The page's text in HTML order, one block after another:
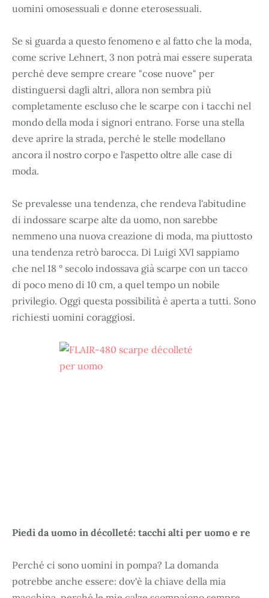
uomini omosessuali e donne eterosessuali.
Se si guarda a questo fenomeno e al fatto che la moda,
come scrive Lehnert, 3 non potrà mai essere superata
perché deve sempre creare "cose nuove" per
distinguersi dagli altri, allora non sembra più
completamente escluso che le scarpe con i tacchi nel
mondo della moda i signori entrano. Forse una stella
deve aprire la strada, perché le stelle modellano
ancora il nostro corpo e l'aspetto oltre alle case di
moda.
Se prevalesse una tendenza, che rendeva l'abitudine
di indossare scarpe alte da uomo, non sarebbe
nemmeno una nuova creazione di moda, ma piuttosto
una tendenza retrò barocca. Di Luigi XVI sappiamo
che nel 18 ° secolo indossava già scarpe con un tacco
di poco meno di 10 cm, a quel tempo un nobile
privilegio. Oggi questa possibilità è aperta a tutti. Sono
richiesti uomini coraggiosi.
Piedi da uomo in décolleté: tacchi alti per uomo e re
Perché ci sono uomini in pompa? La domanda
potrebbe anche essere: dov'è la chiave della mia